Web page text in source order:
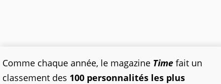
Comme chaque année, le magazine Time fait un
classement des 100 personnalités les plus